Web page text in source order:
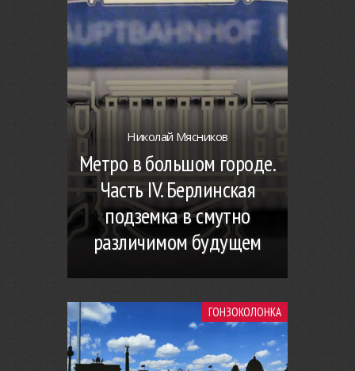
Николай Мясников
Метро в большом городе.
Часть IV. Берлинская
подземка в смутно
различимом будущем
ГОНЗОКОЛОНКА